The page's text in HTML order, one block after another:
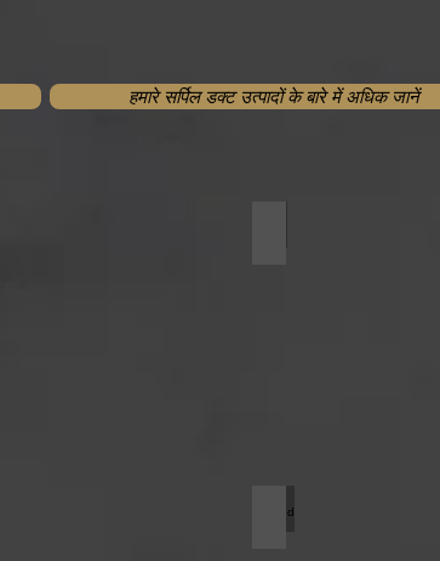
हमारे सर्पिल डक्ट उत्पादों के बारे में अधिक जानें
Welded Seam